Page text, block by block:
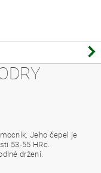
Jeho čepel je
53-55 HRc.
držení.